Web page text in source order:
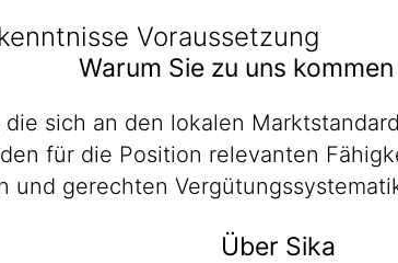
Voraussetzung
Warum Sie zu uns
sich an den lokalen
für die Position relevanten
gerechten
Über Sika